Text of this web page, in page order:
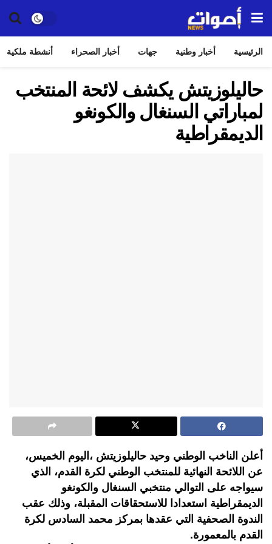
الرئيسية أخبار وطنية جهات أخبار الصحراء أنشطة ملكية
حاليلوزيتش يكشف لائحة المنتخب
لمباراتي السنغال والكونغو
الديمقراطية
أعلن الناخب الوطني وحيد حاليلوزيتش ،اليوم الخميس،
عن اللائحة النهائية للمنتخب الوطني لكرة القدم، الذي
سيواجه على التوالي منتخبي السنغال والكونغو
الديمقراطية استعدادا للاستحقاقات المقبلة، وذلك عقب
الندوة الصحفية التي عقدها بمركز محمد السادس لكرة
القدم بالمعمورة.